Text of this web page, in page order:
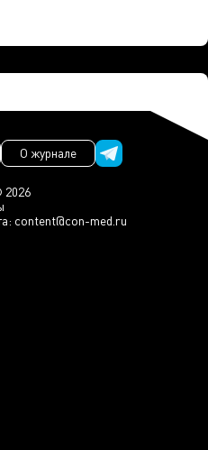
2026
content@con-med.ru
О журнале